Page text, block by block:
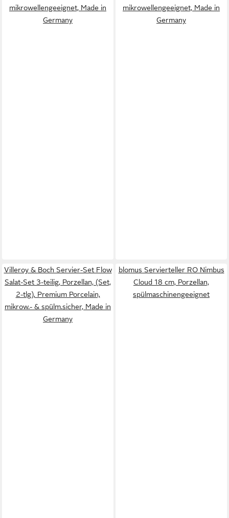
mikrowellengeeignet, Made in
Germany
mikrowellengeeignet, Made in
Germany
Villeroy & Boch Servier-Set Flow
Salat-Set 3-teilig, Porzellan, (Set,
2-tlg), Premium Porcelain,
mikrow.- & spülm.sicher, Made in
Germany
blomus Servierteller RO Nimbus
Cloud 18 cm, Porzellan,
spülmaschinengeeignet